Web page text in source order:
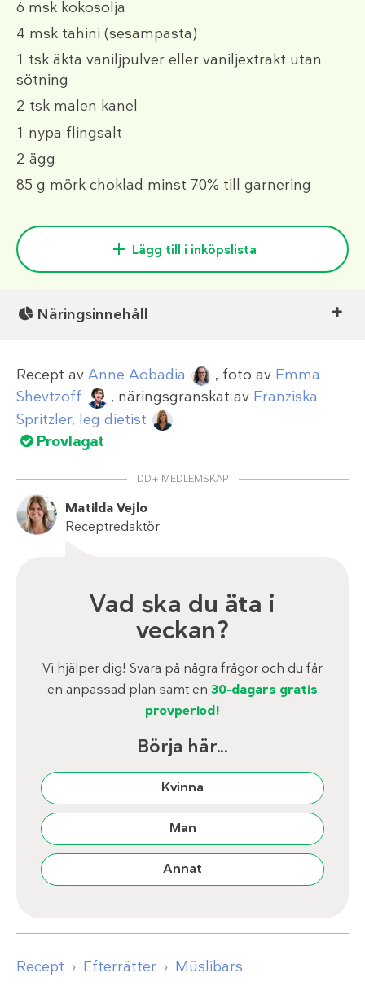
6 msk kokosolja
4 msk tahini (sesampasta)
1 tsk äkta vaniljpulver eller vaniljextrakt utan
sötning
2 tsk malen kanel
1 nypa flingsalt
2 ägg
85 g mörk choklad minst 70% till garnering
Lägg till i inköpslista
Näringsinnehåll
Recept av Anne Aobadia , foto av Emma
Shevtzoff
, näringsgranskat av Franziska
Spritzler, leg dietist
Provlagat
DD+ MEDLEMSKAP
Matilda Vejlo
Receptredaktör
Vad ska du äta i
veckan?
Vi hjälper dig! Svara på några frågor och du får
en anpassad plan samt en 30-dagars gratis
provperiod!
Börja här...
Kvinna
Man
Annat
Recept Efterrätter Müslibars